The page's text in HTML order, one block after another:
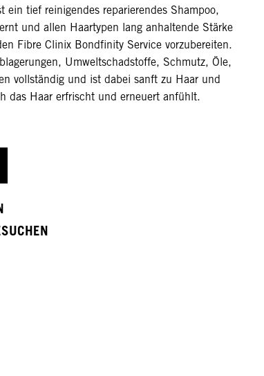
ein tief reinigendes reparierendes Shampoo,
und allen Haartypen lang anhaltende Stärke
Fibre Clinix Bondfinity Service vorzubereiten.
Umweltschadstoffe, Schmutz, Öle,
vollständig und ist dabei sanft zu Haar und
das Haar erfrischt und erneuert anfühlt.